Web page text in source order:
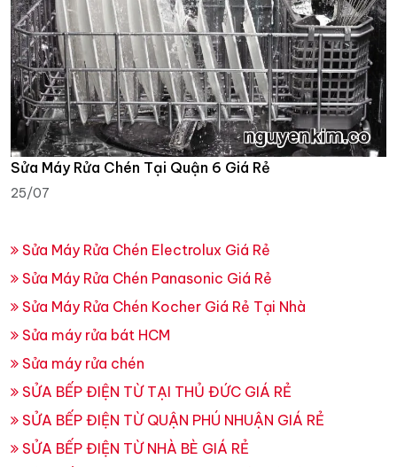
Sửa Máy Rửa Chén Tại Quận 6 Giá Rẻ
25/07
Sửa Máy Rửa Chén Electrolux Giá Rẻ
Sửa Máy Rửa Chén Panasonic Giá Rẻ
Sửa Máy Rửa Chén Kocher Giá Rẻ Tại Nhà
Sửa máy rửa bát HCM
Sửa máy rửa chén
SỬA BẾP ĐIỆN TỪ TẠI THỦ ĐỨC GIÁ RẺ
SỬA BẾP ĐIỆN TỪ QUẬN PHÚ NHUẬN GIÁ RẺ
SỬA BẾP ĐIỆN TỪ NHÀ BÈ GIÁ RẺ